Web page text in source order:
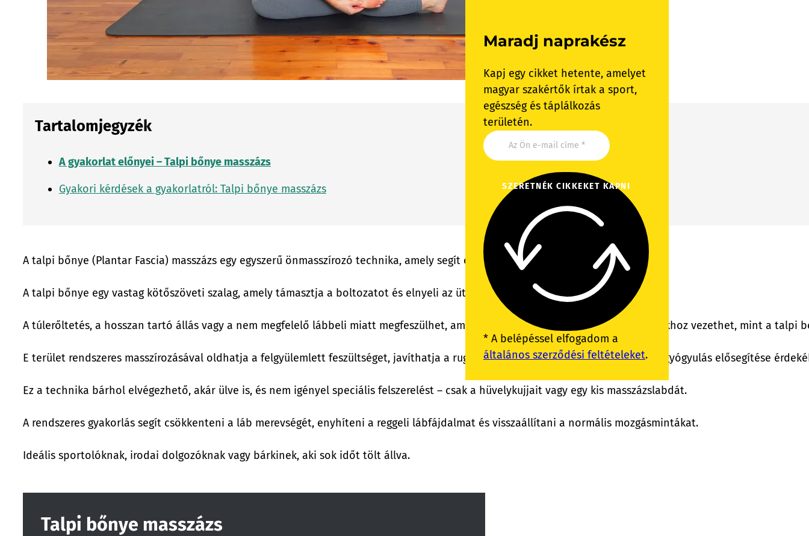
Tartalomjegyzék
A gyakorlat előnyei – Talpi bőnye masszázs
Gyakori kérdések a gyakorlatról: Talpi bőnye masszázs
A talpi bőnye (Plantar Fascia) masszázs egy egyszerű önmasszírozó technika, amely segít enyhíteni a talp feszességét.
A talpi bőnye egy vastag kötőszöveti szalag, amely támasztja a boltozatot és elnyeli az ütődéseket járás vagy futás közben.
A túlerőltetés, a hosszan tartó állás vagy a nem megfelelő lábbeli miatt megfeszülhet, ami kellemetlenséghez vagy olyan állapotokhoz vezethet, mint a talpi
E terület rendszeres masszírozásával oldhatja a felgyülemlett feszültséget, javíthatja a rugalmasságot és fokozhatja a keringést a gyógyulás elősegítése
Ez a technika bárhol elvégezhető, akár ülve is, és nem igényel speciális felszerelést – csak a hüvelykujjait vagy egy kis masszázslabdát.
A rendszeres gyakorlás segít csökkenteni a láb merevségét, enyhíteni a reggeli lábfájdalmat és visszaállítani a normális mozgásmintákat.
Ideális sportolóknak, irodai dolgozóknak vagy bárkinek, aki sok időt tölt állva.
Talpi bőnye masszázs
Maradj naprakész
Kapj egy cikket hetente, amelyet
magyar szakértők írtak a sport,
egészség és táplálkozás
területén.
SZERETNÉK CIKKEKET KAPNI
* A belépéssel elfogadom a
általános szerződési feltételeket.